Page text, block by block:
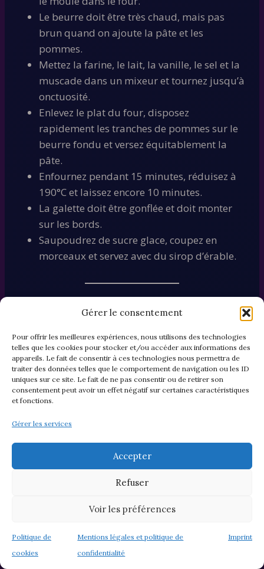
Gérer le consentement
Pour offrir les meilleures expériences, nous utilisons des technologies
telles que les cookies pour stocker et/ou accéder aux informations des
appareils. Le fait de consentir à ces technologies nous permettra de
traiter des données telles que le comportement de navigation ou les ID
uniques sur ce site. Le fait de ne pas consentir ou de retirer son
consentement peut avoir un effet négatif sur certaines caractéristiques
et fonctions.
Gérer les services
Accepter
Refuser
Voir les préférences
Politique de
cookies
Mentions légales et politique de
confidentialité
Imprint
Le beurre doit être très chaud, mais pas
brun quand on ajoute la pâte et les
pommes.
Mettez la farine, le lait, la vanille, le sel et la
muscade dans un mixeur et tournez jusqu’à
onctuosité.
Enlevez le plat du four, disposez
rapidement les tranches de pommes sur le
beurre fondu et versez équitablement la
pâte.
Enfournez pendant 15 minutes, réduisez à
190°C et laissez encore 10 minutes.
La galette doit être gonflée et doit monter
sur les bords.
Saupoudrez de sucre glace, coupez en
morceaux et servez avec du sirop d’érable.
Biscuits de Mabon :
300g de farine d’avoine100g de farine de
froment blanche